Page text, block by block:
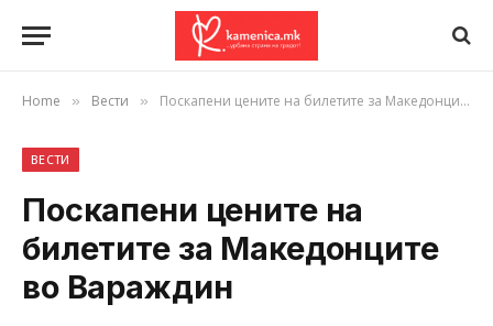
Home » Вести » Поскапени цените на билетите за Македонците во Вараждин
ВЕСТИ
Поскапени цените на
билетите за Македонците
во Вараждин